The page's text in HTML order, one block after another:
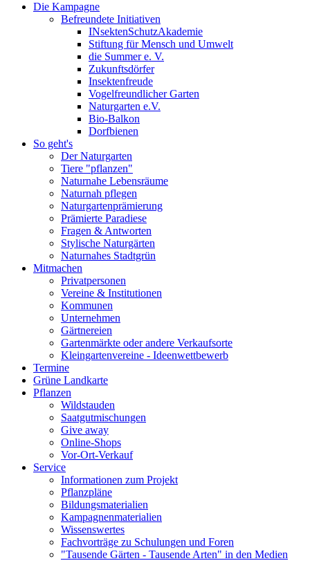
Die Kampagne
Befreundete Initiativen
INsektenSchutzAkademie
Stiftung für Mensch und Umwelt
die Summer e. V.
Zukunftsdörfer
Insektenfreude
Vogelfreundlicher Garten
Naturgarten e.V.
Bio-Balkon
Dorfbienen
So geht's
Der Naturgarten
Tiere "pflanzen"
Naturnahe Lebensräume
Naturnah pflegen
Naturgartenprämierung
Prämierte Paradiese
Fragen & Antworten
Stylische Naturgärten
Naturnahes Stadtgrün
Mitmachen
Privatpersonen
Vereine & Institutionen
Kommunen
Unternehmen
Gärtnereien
Gartenmärkte oder andere Verkaufsorte
Kleingartenvereine - Ideenwettbewerb
Termine
Grüne Landkarte
Pflanzen
Wildstauden
Saatgutmischungen
Give away
Online-Shops
Vor-Ort-Verkauf
Service
Informationen zum Projekt
Pflanzpläne
Bildungsmaterialien
Kampagnenmaterialien
Wissenswertes
Fachvorträge zu Schulungen und Foren
"Tausende Gärten - Tausende Arten" in den Medien